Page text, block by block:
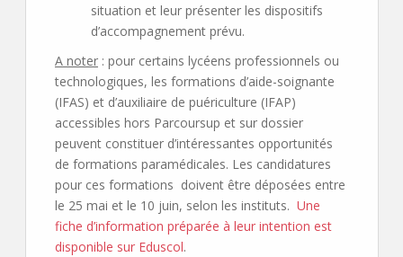
situation et leur présenter les dispositifs
d’accompagnement prévu.
A noter : pour certains lycéens professionnels ou
technologiques, les formations d’aide-soignante
(IFAS) et d’auxiliaire de puériculture (IFAP)
accessibles hors Parcoursup et sur dossier
peuvent constituer d’intéressantes opportunités
de formations paramédicales. Les candidatures
pour ces formations doivent être déposées entre
le 25 mai et le 10 juin, selon les instituts. Une
fiche d’information préparée à leur intention est
disponible sur Eduscol.